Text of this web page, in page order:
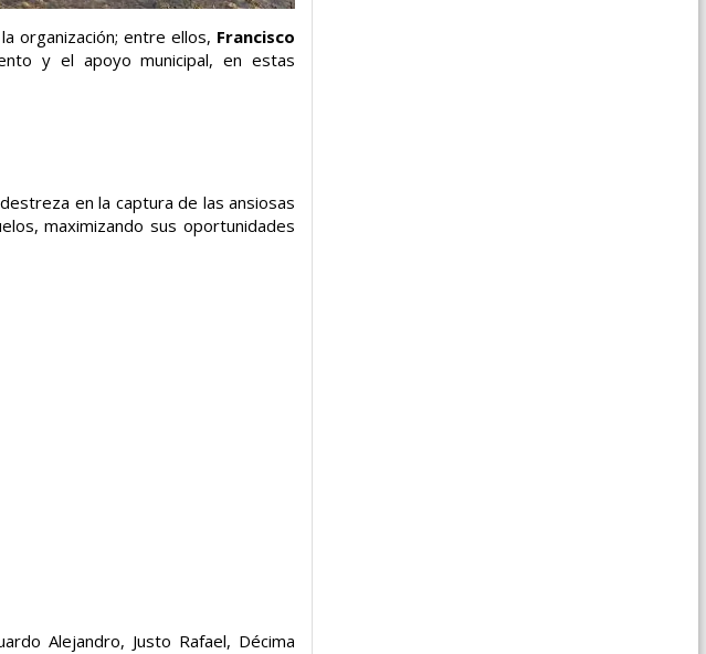
organización; entre ellos, Francisco
y el apoyo municipal, en estas
en la captura de las ansiosas
maximizando sus oportunidades
Alejandro, Justo Rafael, Décima